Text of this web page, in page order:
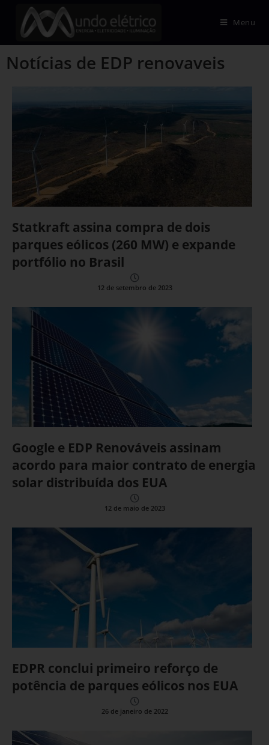
Menu
Notícias de EDP renovaveis
Statkraft assina compra de dois
parques eólicos (260 MW) e expande
portfólio no Brasil
12 de setembro de 2023
Google e EDP Renováveis assinam
acordo para maior contrato de energia
solar distribuída dos EUA
12 de maio de 2023
EDPR conclui primeiro reforço de
potência de parques eólicos nos EUA
26 de janeiro de 2022